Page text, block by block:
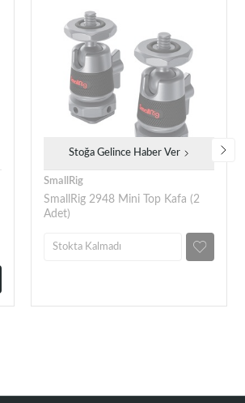
Stoğa Gelince Haber Ver
SmallRig
SmallRig 2948 Mini Top Kafa (2
Adet)
Stokta Kalmadı